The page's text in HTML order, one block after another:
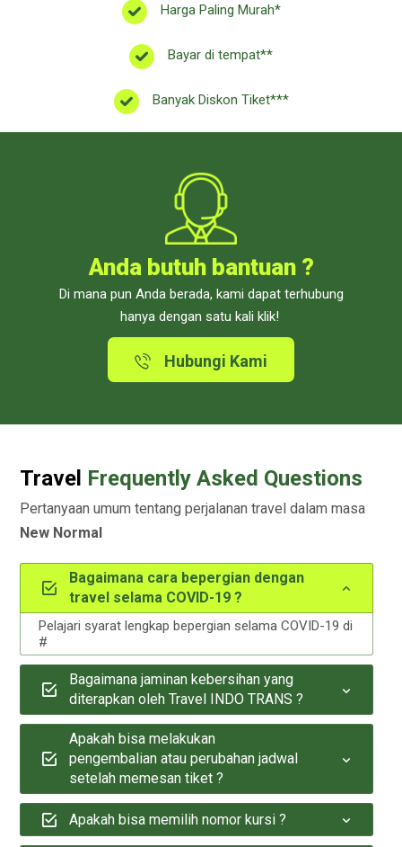
Harga Paling Murah*
Bayar di tempat**
Banyak Diskon Tiket***
Anda butuh bantuan ?
Di mana pun Anda berada, kami dapat terhubung
hanya dengan satu kali klik!
Hubungi Kami
Travel Frequently Asked Questions
Pertanyaan umum tentang perjalanan travel dalam masa
New Normal
Bagaimana cara bepergian dengan
travel selama COVID-19 ?
Pelajari syarat lengkap bepergian selama COVID-19 di
#
Bagaimana jaminan kebersihan yang
diterapkan oleh Travel INDO TRANS ?
Apakah bisa melakukan
pengembalian atau perubahan jadwal
setelah memesan tiket ?
Apakah bisa memilih nomor kursi ?